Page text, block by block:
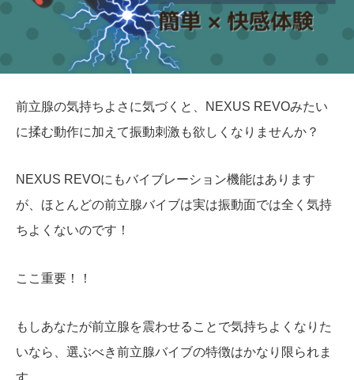
前立腺の気持ちよさに気づくと、NEXUS REVOみたい
に揉む動作に加えて振動刺激も欲しくなりませんか？
NEXUS REVOにもバイブレーション機能はあります
が、ほとんどの前立腺バイブは実は振動面では全く気持
ちよくないのです！
ここ重要！！
もしあなたが前立腺を震わせることで気持ちよくなりた
いなら、選ぶべき前立腺バイブの特徴はかなり限られま
す。